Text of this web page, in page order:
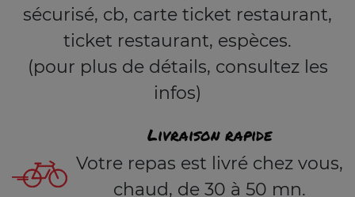
sécurisé, cb, carte ticket restaurant,
ticket restaurant, espèces.
(pour plus de détails, consultez les
infos)
Livraison rapide
Votre repas est livré chez vous,
chaud, de 30 à 50 mn.